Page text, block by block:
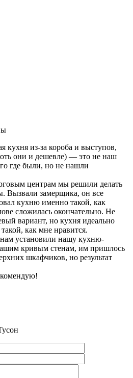
кухня из-за короба и выступов,
они и дешевле) — это не наш
где были, но не нашли
центрам мы решили делать
Вызвали замерщика, он все
кухню именно такой, как
сложилась окончательно. Не
вариант, но кухня идеально
как мне нравится.
установили нашу кухню-
кривым стенам, им пришлось
шкафчиков, но результат